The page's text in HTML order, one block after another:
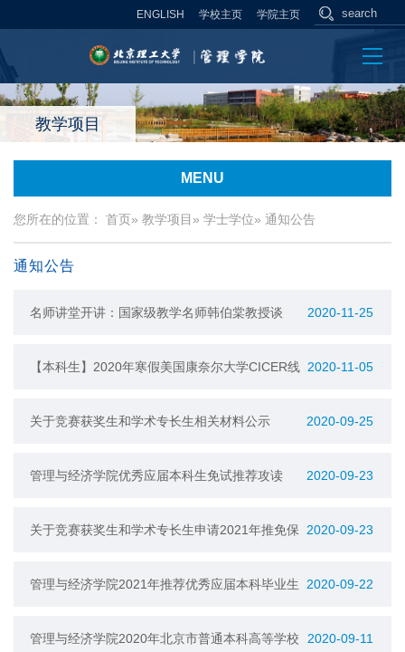
ENGLISH 学校主页 学院主页
教学项目
MENU
您所在的位置： 首页» 教学项目 » 学士学位» 通知公告
通知公告
2020-11-25
名师讲堂开讲：国家级教学名师韩伯棠教授谈
《管理运筹学》课程改革
2020-11-05
【本科生】2020年寒假美国康奈尔大学CICER线
上冬季科研项目报名通知
2020-09-25
关于竞赛获奖生和学术专长生相关材料公示
2020-09-23
管理与经济学院优秀应届本科生免试推荐攻读
2021年硕士学位实施方案
2020-09-23
关于竞赛获奖生和学术专长生申请2021年推免保
研的通知
2020-09-22
管理与经济学院2021年推荐优秀应届本科毕业生
免试攻读研究生综合排名结果公示
2020-09-11
管理与经济学院2020年北京市普通本科高等学校